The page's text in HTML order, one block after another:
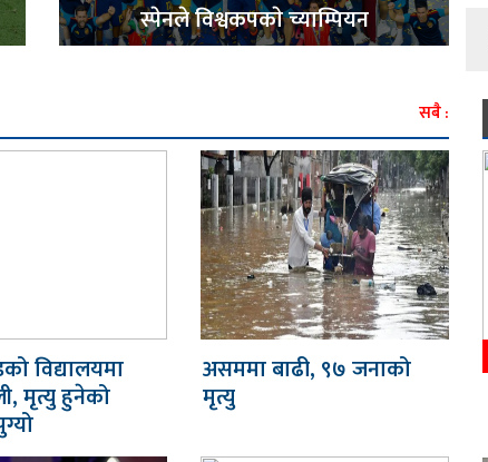
स्पेनले विश्वकपकाे च्याम्पियन
सबै :
विद्यालयमा
मृत्यु हुनेको
असममा बाढी, ९७ जनाको
मृत्यु